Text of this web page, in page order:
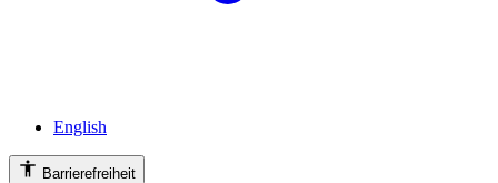
English
Barrierefreiheit
Barrierefreiheit